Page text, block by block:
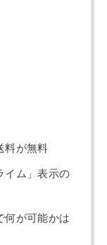
料が無料
イム」表示の
何が可能かは